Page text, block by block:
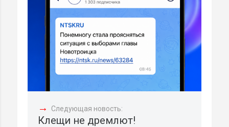
→ Следующая новость:
Клещи не дремлют!